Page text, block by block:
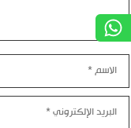
الاسم
البريد
الإلكتروني